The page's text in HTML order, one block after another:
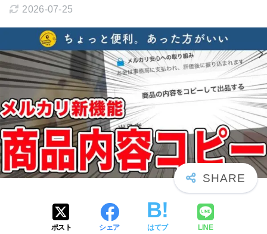
2026-07-25
ポスト シェア はてブ LINE